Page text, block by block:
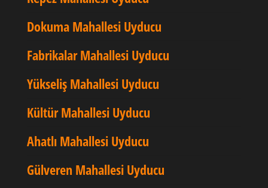
Dokuma Mahallesi Uyducu
Fabrikalar Mahallesi Uyducu
Yükseliş Mahallesi Uyducu
Kültür Mahallesi Uyducu
Ahatlı Mahallesi Uyducu
Gülveren Mahallesi Uyducu